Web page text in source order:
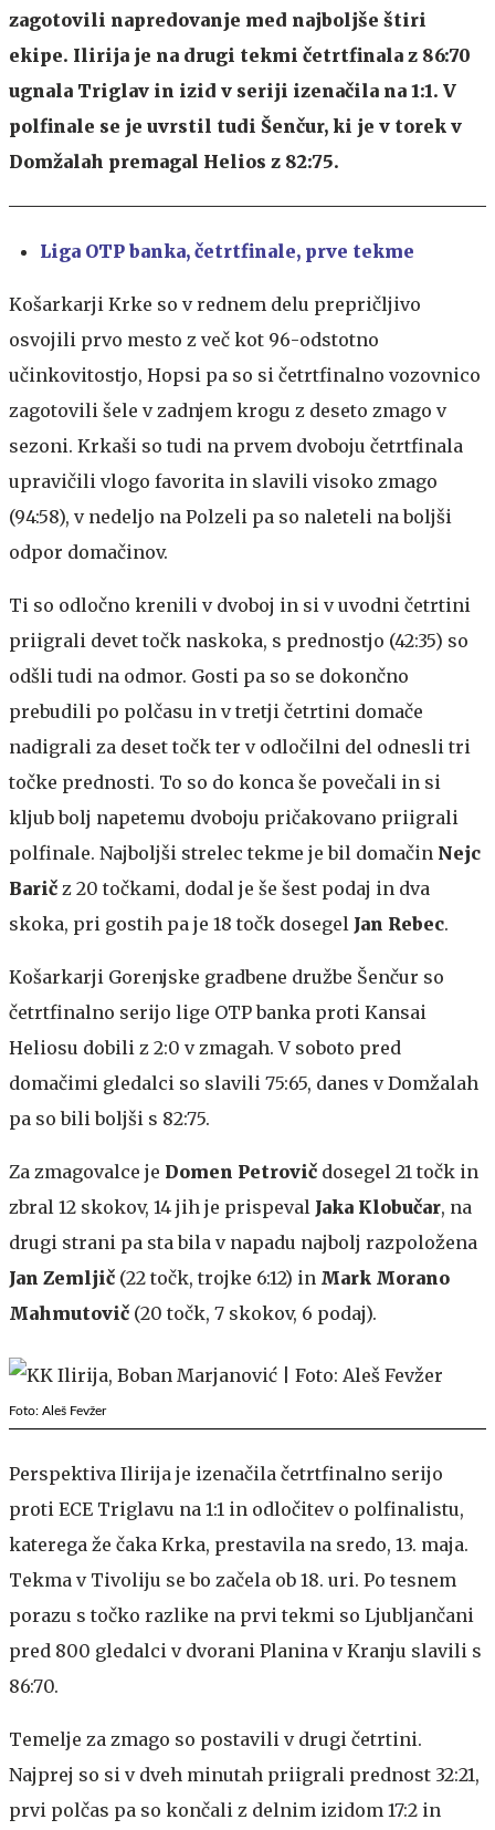
zagotovili napredovanje med najboljše štiri
ekipe. Ilirija je na drugi tekmi četrtfinala z 86:70
ugnala Triglav in izid v seriji izenačila na 1:1. V
polfinale se je uvrstil tudi Šenčur, ki je v torek v
Domžalah premagal Helios z 82:75.
Liga OTP banka, četrtfinale, prve tekme
Košarkarji Krke so v rednem delu prepričljivo
osvojili prvo mesto z več kot 96-odstotno
učinkovitostjo, Hopsi pa so si četrtfinalno vozovnico
zagotovili šele v zadnjem krogu z deseto zmago v
sezoni. Krkaši so tudi na prvem dvoboju četrtfinala
upravičili vlogo favorita in slavili visoko zmago
(94:58), v nedeljo na Polzeli pa so naleteli na boljši
odpor domačinov.
Ti so odločno krenili v dvoboj in si v uvodni četrtini
priigrali devet točk naskoka, s prednostjo (42:35) so
odšli tudi na odmor. Gosti pa so se dokončno
prebudili po polčasu in v tretji četrtini domače
nadigrali za deset točk ter v odločilni del odnesli tri
točke prednosti. To so do konca še povečali in si
kljub bolj napetemu dvoboju pričakovano priigrali
polfinale. Najboljši strelec tekme je bil domačin Nejc
Barič z 20 točkami, dodal je še šest podaj in dva
skoka, pri gostih pa je 18 točk dosegel Jan Rebec.
Košarkarji Gorenjske gradbene družbe Šenčur so
četrtfinalno serijo lige OTP banka proti Kansai
Heliosu dobili z 2:0 v zmagah. V soboto pred
domačimi gledalci so slavili 75:65, danes v Domžalah
pa so bili boljši s 82:75.
Za zmagovalce je Domen Petrovič dosegel 21 točk in
zbral 12 skokov, 14 jih je prispeval Jaka Klobučar, na
drugi strani pa sta bila v napadu najbolj razpoložena
Jan Zemljič (22 točk, trojke 6:12) in Mark Morano
Mahmutovič (20 točk, 7 skokov, 6 podaj).
Foto: Aleš Fevžer
Perspektiva Ilirija je izenačila četrtfinalno serijo
proti ECE Triglavu na 1:1 in odločitev o polfinalistu,
katerega že čaka Krka, prestavila na sredo, 13. maja.
Tekma v Tivoliju se bo začela ob 18. uri. Po tesnem
porazu s točko razlike na prvi tekmi so Ljubljančani
pred 800 gledalci v dvorani Planina v Kranju slavili s
86:70.
Temelje za zmago so postavili v drugi četrtini.
Najprej so si v dveh minutah priigrali prednost 32:21,
prvi polčas pa so končali z delnim izidom 17:2 in